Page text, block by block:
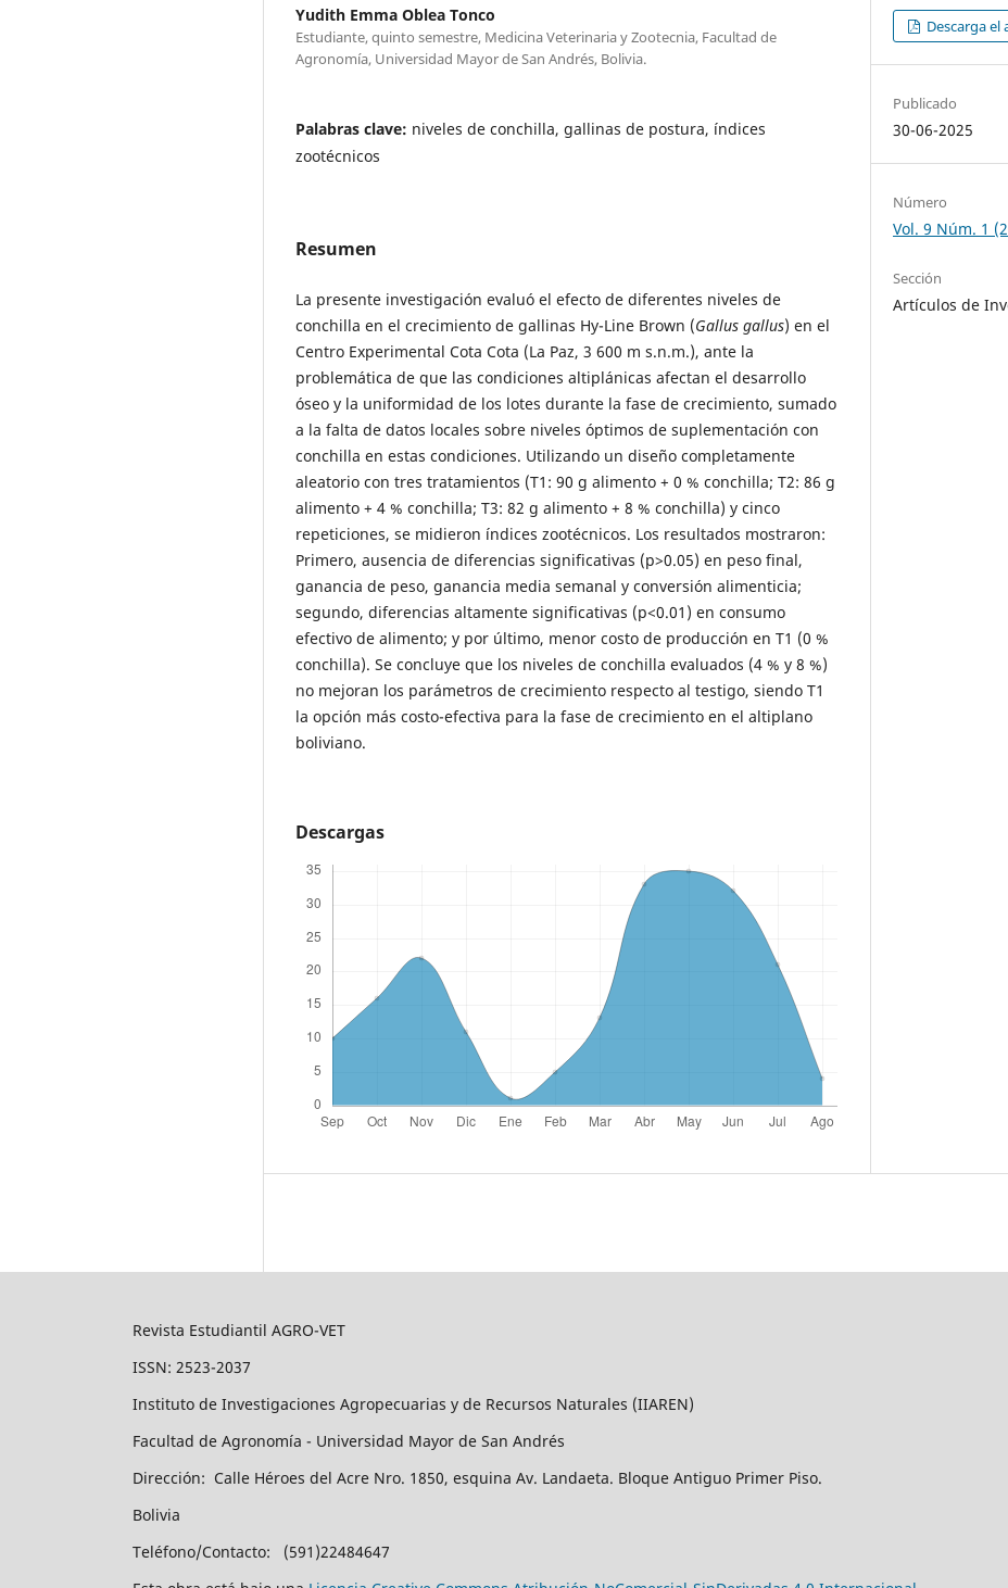
Yudith Emma Oblea Tonco
Estudiante, quinto semestre, Medicina Veterinaria y Zootecnia, Facultad de
Agronomía, Universidad Mayor de San Andrés, Bolivia.
Palabras clave: niveles de conchilla, gallinas de postura, índices
zootécnicos
Resumen
La presente investigación evaluó el efecto de diferentes niveles de
conchilla en el crecimiento de gallinas Hy-Line Brown (Gallus gallus) en el
Centro Experimental Cota Cota (La Paz, 3 600 m s.n.m.), ante la
problemática de que las condiciones altiplánicas afectan el desarrollo
óseo y la uniformidad de los lotes durante la fase de crecimiento, sumado
a la falta de datos locales sobre niveles óptimos de suplementación con
conchilla en estas condiciones. Utilizando un diseño completamente
aleatorio con tres tratamientos (T1: 90 g alimento + 0 % conchilla; T2: 86 g
alimento + 4 % conchilla; T3: 82 g alimento + 8 % conchilla) y cinco
repeticiones, se midieron índices zootécnicos. Los resultados mostraron:
Primero, ausencia de diferencias significativas (p>0.05) en peso final,
ganancia de peso, ganancia media semanal y conversión alimenticia;
segundo, diferencias altamente significativas (p<0.01) en consumo
efectivo de alimento; y por último, menor costo de producción en T1 (0 %
conchilla). Se concluye que los niveles de conchilla evaluados (4 % y 8 %)
no mejoran los parámetros de crecimiento respecto al testigo, siendo T1
la opción más costo-efectiva para la fase de crecimiento en el altiplano
boliviano.
Descargas
Descarga el
Publicado
30-06-2025
Número
Vol. 9 Núm. 1
Sección
Artículos de
Revista Estudiantil AGRO-VET
ISSN: 2523-2037
Instituto de Investigaciones Agropecuarias y de Recursos Naturales (IIAREN)
Facultad de Agronomía - Universidad Mayor de San Andrés
Dirección: Calle Héroes del Acre Nro. 1850, esquina Av. Landaeta. Bloque Antiguo Primer Piso.
Bolivia
Teléfono/Contacto: (591)22484647